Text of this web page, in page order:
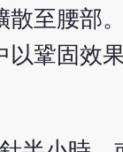
至腰部
鞏固效